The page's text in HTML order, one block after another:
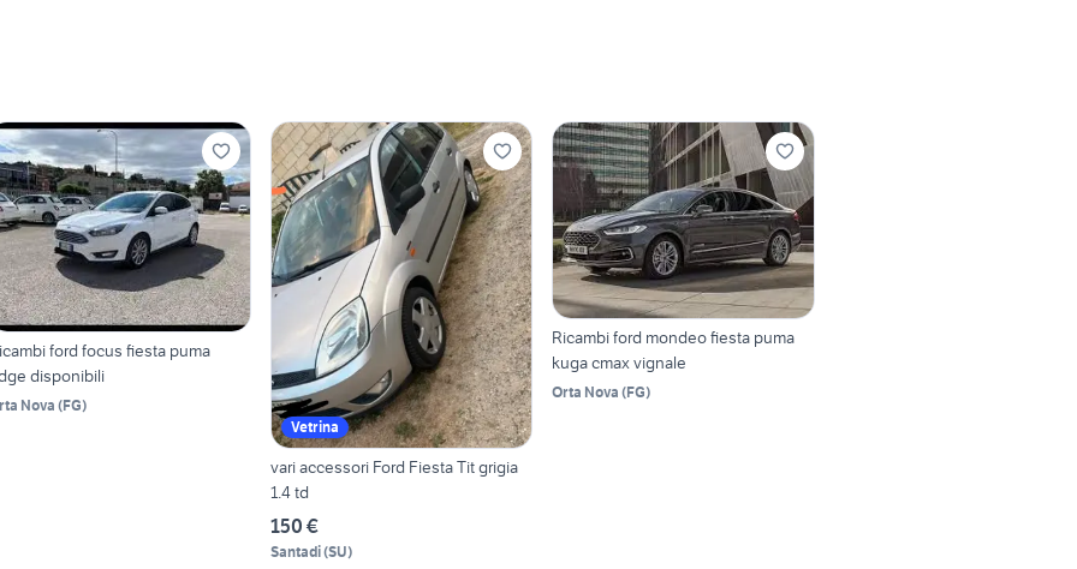
ford focus fiesta puma
disponibili
Nova (FG)
Vetrina
vari accessori Ford Fiesta Tit grigia
1.4 td
150 €
Santadi(SU)
Ricambi ford mondeo fiesta puma
kuga cmax vignale
Orta Nova (FG)